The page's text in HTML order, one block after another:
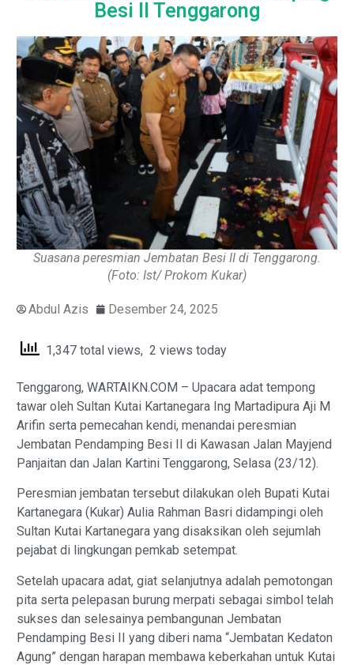
Besi II Tenggarong
Suasana peresmian Jembatan Besi II di Tenggarong.
(Foto: Ist/ Prokom Kukar)
Abdul Azis Desember 24, 2025
1,347 total views, 2 views today
Tenggarong, WARTAIKN.COM – Upacara adat tempong
tawar oleh Sultan Kutai Kartanegara Ing Martadipura Aji M
Arifin serta pemecahan kendi, menandai peresmian
Jembatan Pendamping Besi II di Kawasan Jalan Mayjend
Panjaitan dan Jalan Kartini Tenggarong, Selasa (23/12).
Peresmian jembatan tersebut dilakukan oleh Bupati Kutai
Kartanegara (Kukar) Aulia Rahman Basri didampingi oleh
Sultan Kutai Kartanegara yang disaksikan oleh sejumlah
pejabat di lingkungan pemkab setempat.
Setelah upacara adat, giat selanjutnya adalah pemotongan
pita serta pelepasan burung merpati sebagai simbol telah
sukses dan selesainya pembangunan Jembatan
Pendamping Besi II yang diberi nama “Jembatan Kedaton
Agung” dengan harapan membawa keberkahan untuk Kutai